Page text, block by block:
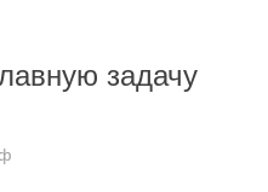
задачу